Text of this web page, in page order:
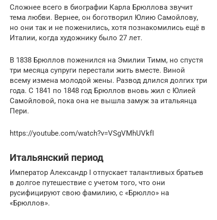
Сложнее всего в биографии Карла Брюллова звучит
тема любви. Вернее, он боготворил Юлию Самойлову,
но они так и не поженились, хотя познакомились ещё в
Италии, когда художнику было 27 лет.
В 1838 Брюллов поженился на Эмилии Тимм, но спустя
три месяца супруги перестали жить вместе. Виной
всему измена молодой жены. Развод длился долгих три
года. С 1841 по 1848 год Брюллов вновь жил с Юлией
Самойловой, пока она не вышла замуж за итальянца
Пери.
https://youtube.com/watch?v=VSgVMhUVkfI
Итальянский период
Император Александр I отпускает талантливых братьев
в долгое путешествие с учетом того, что они
русифицируют свою фамилию, с «Брюлло» на
«Брюллов».